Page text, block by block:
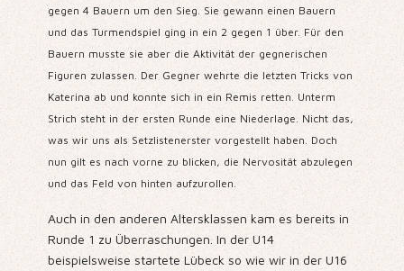
gegen 4 Bauern um den Sieg. Sie gewann einen Bauern
und das Turmendspiel ging in ein 2 gegen 1 über. Für den
Bauern musste sie aber die Aktivität der gegnerischen
Figuren zulassen. Der Gegner wehrte die letzten Tricks von
Katerina ab und konnte sich in ein Remis retten. Unterm
Strich steht in der ersten Runde eine Niederlage. Nicht das,
was wir uns als Setzlistenerster vorgestellt haben. Doch
nun gilt es nach vorne zu blicken, die Nervosität abzulegen
und das Feld von hinten aufzurollen.
Auch in den anderen Altersklassen kam es bereits in
Runde 1 zu Überraschungen. In der U14
beispielsweise startete Lübeck so wie wir in der U16